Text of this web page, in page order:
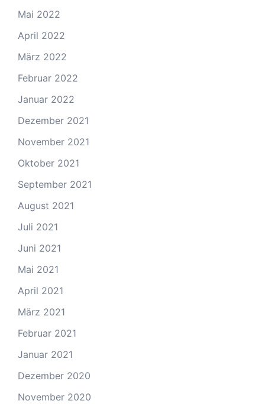
Mai 2022
April 2022
März 2022
Februar 2022
Januar 2022
Dezember 2021
November 2021
Oktober 2021
September 2021
August 2021
Juli 2021
Juni 2021
Mai 2021
April 2021
März 2021
Februar 2021
Januar 2021
Dezember 2020
November 2020